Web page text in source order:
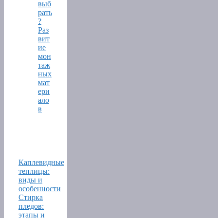
выб
рать
?
Раз
вит
ие
мон
таж
ных
мат
ери
ало
в
Каплевидные
теплицы:
виды и
особенности
Стирка
пледов:
этапы и